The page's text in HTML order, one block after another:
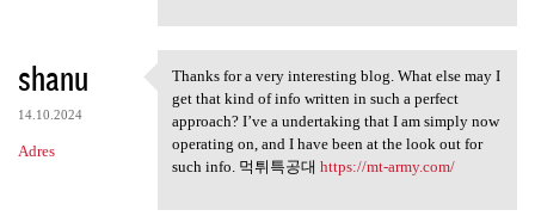
shanu
14.10.2024
Adres
Thanks for a very interesting
Thanks for a very interesting blog. What else may I
get that kind of info written in such a perfect
approach? I’ve a undertaking that I am simply now
operating on, and I have been at the look out for
such info. 먹튀특공대 https://mt-army.com/